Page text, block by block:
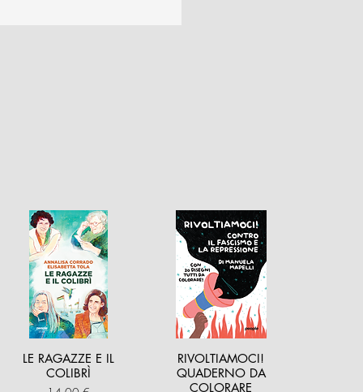
LE RAGAZZE E IL
COLIBRÌ
RIVOLTIAMOCI!
QUADERNO DA
COLORARE